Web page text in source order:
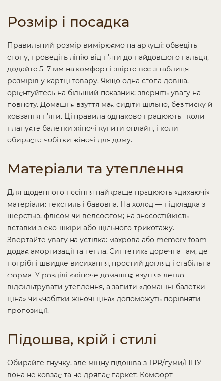
Розмір і посадка
Правильний розмір вимірюємо на аркуші: обведіть
стопу, проведіть лінію від п’яти до найдовшого пальця,
додайте 5–7 мм на комфорт і звірте все з таблиця
розмірів у картці товару. Якщо одна стопа довша,
орієнтуйтесь на більший показник; зверніть увагу на
повноту. Домашнє взуття має сидіти щільно, без тиску й
ковзання п’яти. Ці правила однаково працюють і коли
плануєте балетки жіночі купити онлайн, і коли
обираєте чобітки жіночі для дому.
Матеріали та утеплення
Для щоденного носіння найкраще працюють «дихаючі»
матеріали: текстиль і бавовна. На холод — підкладка з
шерстью, флісом чи велсофтом; на зносостійкість —
вставки з еко-шкіри або щільного трикотажу.
Звертайте увагу на устілка: махрова або memory foam
додає амортизації та тепла. Синтетика доречна там, де
потрібні швидке висихання, простий догляд і стабільна
форма. У розділі «жіноче домашнє взуття» легко
відфільтрувати утеплення, а запити «домашні балетки
ціна» чи «чобітки жіночі ціна» допоможуть порівняти
пропозиції.
Підошва, крій і стилі
Обирайте гнучку, але міцну підошва з TPR/гуми/ППУ —
вона не ковзає та не дряпає паркет. Комфорт